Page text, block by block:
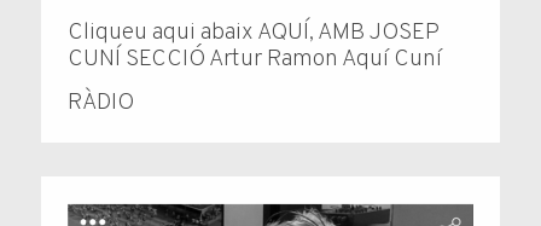
RÀDIO
Cliqueu aqui abaix AQUÍ, AMB JOSEP
CUNÍ SECCIÓ Artur Ramon Aquí Cuní